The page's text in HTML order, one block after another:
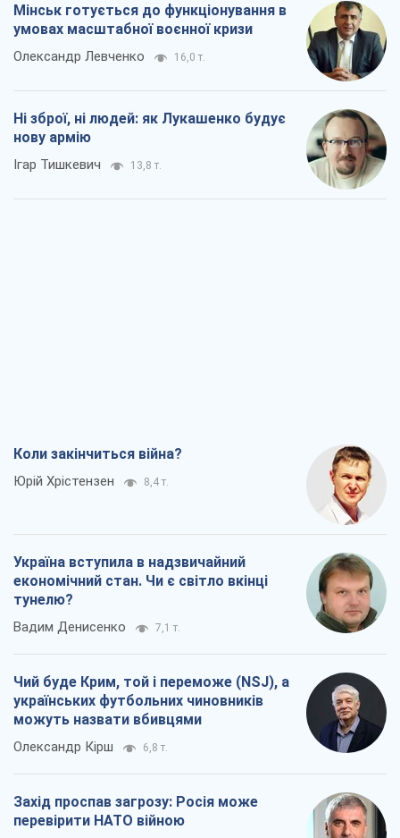
Мінськ готується до функціонування в
умовах масштабної воєнної кризи
Олександр Левченко 16,0 т.
Ні зброї, ні людей: як Лукашенко будує
нову армію
Ігар Тишкевич 13,8 т.
Коли закінчиться війна?
Юрій Хрістензен 8,4 т.
Україна вступила в надзвичайний
економічний стан. Чи є світло вкінці
тунелю?
Вадим Денисенко 7,1 т.
Чий буде Крим, той і переможе (NSJ), а
українських футбольних чиновників
можуть назвати вбивцями
Олександр Кірш 6,8 т.
Захід проспав загрозу: Росія може
перевірити НАТО війною